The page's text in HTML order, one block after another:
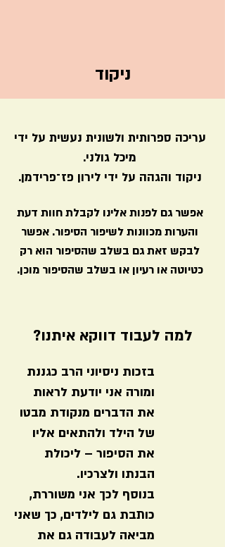
ניקוד
עריכה ספרותית ולשונית נעשית על ידי
מיכל גולני.
ניקוד והגהה על ידי לירון פז־פרידמן.
אפשר גם לפנות אלינו לקבלת חוות דעת
והערות מכוונות לשיפור הסיפור. אפשר
לבקש זאת גם בשלב שהסיפור הוא רק
כטיוטה או רעיון או בשלב שהסיפור מוכן.
למה לעבוד דווקא איתנו?
בזכות ניסיוני הרב כגננת
ומורה אני יודעת לראות
את הדברים מנקודת מבטו
של הילד ולהתאים אליו
את הסיפור – ליכולת
הבנתו ולצרכיו.
בנוסף לכך אני משוררת,
כותבת גם לילדים, כך שאני
מביאה לעבודה גם את